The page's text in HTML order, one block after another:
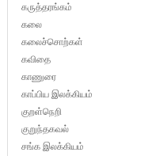
கருத்தரங்கம்
கலை
கலைச்சொற்கள்
கவிதை
காணுரை
காப்பிய இலக்கியம்
குறள்நெறி
குறுந்தகவல்
சங்க இலக்கியம்